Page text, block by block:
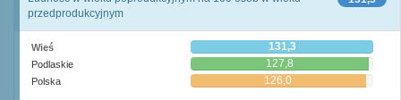
przedprodukcyjnym
Wieś 131,3
Podlaskie 127,8
Polska 126,0